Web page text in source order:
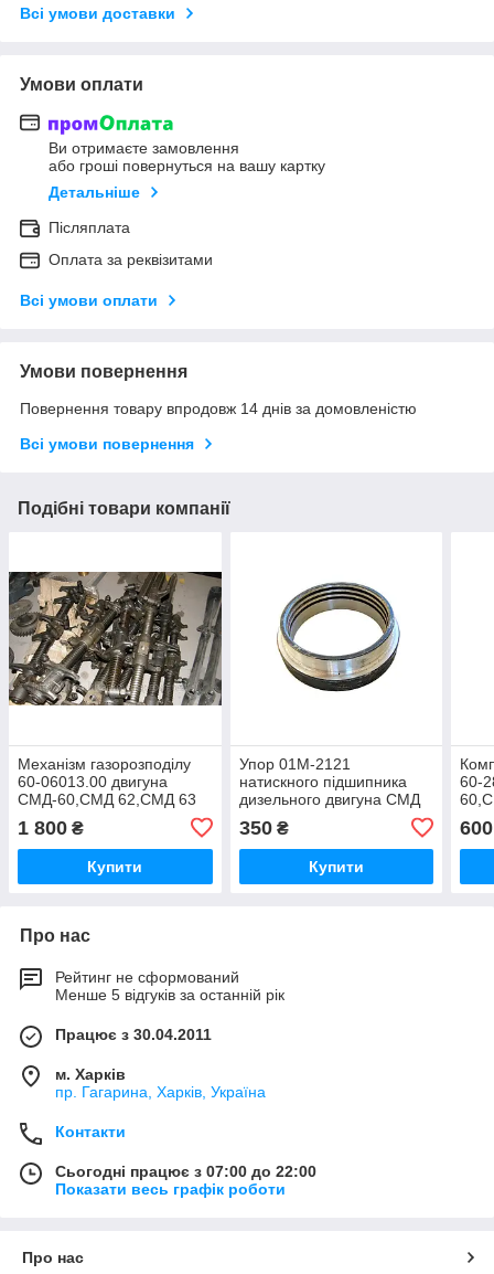
Всі умови доставки
Умови оплати
Ви отримаєте замовлення
або гроші повернуться на вашу картку
Детальніше
Післяплата
Оплата за реквізитами
Всі умови оплати
Умови повернення
Повернення товару впродовж 14 днів за домовленістю
Всі умови повернення
Подібні товари компанії
Механізм газорозподілу
60-06013.00 двигуна
СМД-60,СМД 62,СМД 63
г,Т-151к,Т-156
1 800 ₴
Купити
Упор 01М-2121
натискного підшипника
дизельного двигуна СМД
Т-150,Т-151,Т-156,Т-157.
350₴
Купити
60-
Т-
600
Про нас
Рейтинг не сформований
Менше 5 відгуків за останній рік
Працює з 30.04.2011
м. Харків
пр. Гагарина, Харків, Україна
Контакти
Сьогодні працює з 07:00 до 22:00
Показати весь графік роботи
Про нас